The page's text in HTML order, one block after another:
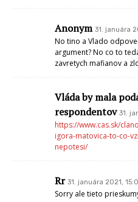
Anonym 31. januára
No tino a Vlado
argument? No co to
zavretych mafianov a
Vláda by mala
respondentov 31.
https://www.cas.sk/
igora-matovica-to-co-
nepotesi/
Rr 31. januára 2021,
Sorry ale tieto